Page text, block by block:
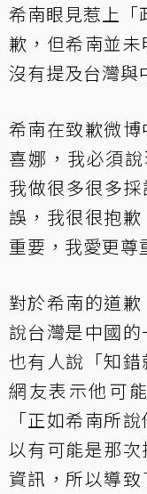
希南眼見惹上「
歉，但希南並
沒有提及台灣與
希南在致歉微
喜娜，我必須
我做很多很多
誤，我很很抱
重要，我愛更尊
對於希南的道
說台灣是中國的
也有人說「知
網友表示他可
「正如希南所
以有可能是那
資訊，所以導致